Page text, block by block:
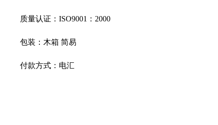
质量认证：ISO9001：2000
包装：木箱 简易
付款方式：电汇